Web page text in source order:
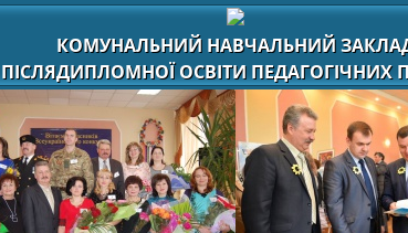
КОМУНАЛЬНИЙ НАВЧАЛЬНИЙ
ОСВІТИ ПЕДАГОГІЧНИХ